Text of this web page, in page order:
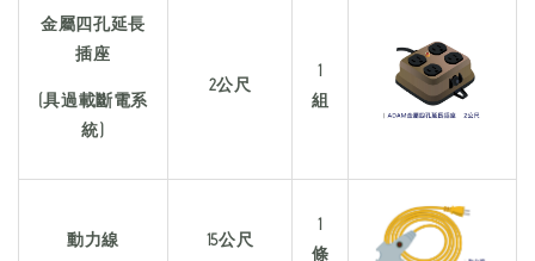
金屬四孔延長
插座
(具過載斷電系
統)
2公尺
1
組
動力線 15公尺
1
條